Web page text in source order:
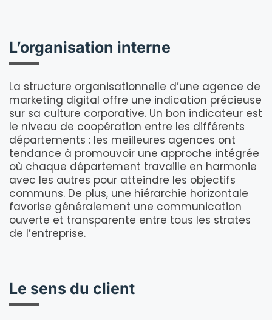
L’organisation interne
La structure organisationnelle d’une agence de
marketing digital offre une indication précieuse
sur sa culture corporative. Un bon indicateur est
le niveau de coopération entre les différents
départements : les meilleures agences ont
tendance à promouvoir une approche intégrée
où chaque département travaille en harmonie
avec les autres pour atteindre les objectifs
communs. De plus, une hiérarchie horizontale
favorise généralement une communication
ouverte et transparente entre tous les strates
de l’entreprise.
Le sens du client